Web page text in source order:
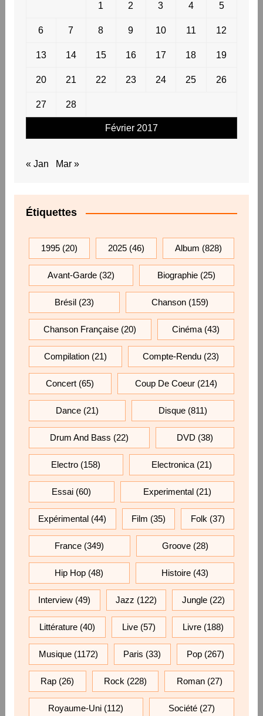
Février 2017
1 2 3 4 5
6 7 8 9 10 11 12
13 14 15 16 17 18 19
20 21 22 23 24 25 26
27 28
« Jan Mar »
Étiquettes
1995(20) 2025 (46) Album (828)
Avant-Garde(32) Biographie (25)
Brésil(23) Chanson (159)
Chanson Française (20) Cinéma(43)
Compilation(21) Compte-Rendu (23)
Concert (65) Coup De Coeur(214)
Dance(21) Disque (811)
Drum And Bass (22) DVD (38)
Electro (158) Electronica(21)
Essai (60) Experimental(21)
Expérimental (44) Film (35) Folk (37)
France (349) Groove(28)
Hip Hop (48) Histoire(43)
Interview (49) Jazz (122) Jungle(22)
Littérature(40) Live (57) Livre (188)
Musique(1172) Paris (33) Pop (267)
Rap (26) Rock (228) Roman(27)
Royaume-Uni (112) Société(27)